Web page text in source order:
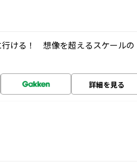
行ける！ 想像を超えるスケールの
詳細を見る